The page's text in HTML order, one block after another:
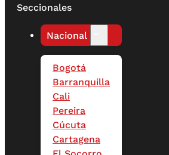
Seccionales
Nacional
Bogotá
Barranquilla
Cali
Pereira
Cúcuta
Cartagena